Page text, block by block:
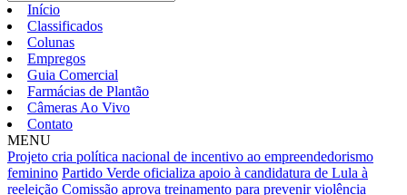
Início
Classificados
Colunas
Empregos
Guia Comercial
Farmácias de Plantão
Câmeras Ao Vivo
Contato
MENU
Projeto cria política nacional de incentivo ao empreendedorismo
feminino Partido Verde oficializa apoio à candidatura de Lula à
reeleição Comissão aprova treinamento para prevenir violência